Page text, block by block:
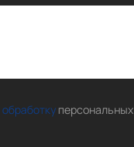
обработкуперсональных